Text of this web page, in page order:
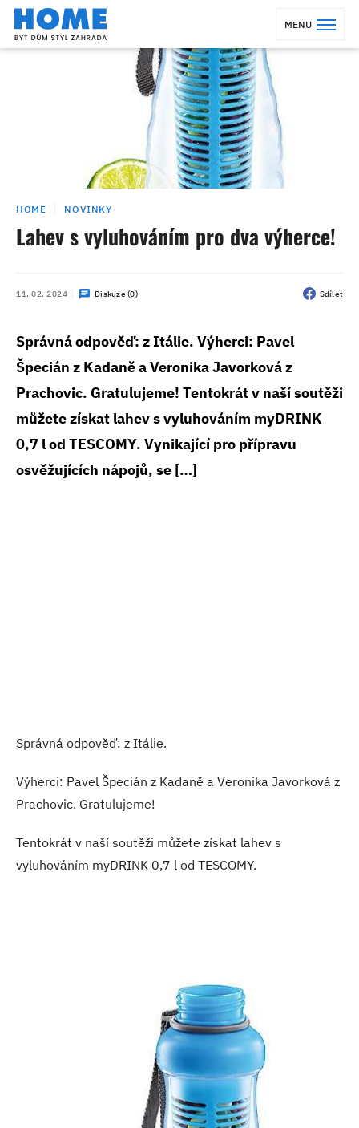
MENU
HOME NOVINKY
Lahev s vyluhováním pro dva výherce!
11. 02. 2024 Diskuze (0) Sdílet
Správná odpověď: z Itálie. Výherci: Pavel
Špecián z Kadaně a Veronika Javorková z
Prachovic. Gratulujeme! Tentokrát v naší soutěži
můžete získat lahev s vyluhováním myDRINK
0,7 l od TESCOMY. Vynikající pro přípravu
osvěžujících nápojů, se […]
Správná odpověď: z Itálie.
Výherci: Pavel Špecián z Kadaně a Veronika Javorková z
Prachovic. Gratulujeme!
Tentokrát v naší soutěži můžete získat lahev s
vyluhováním myDRINK 0,7 l od TESCOMY.